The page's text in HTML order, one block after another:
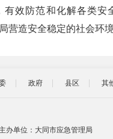
有效防范和化解各类安
营造安全稳定的社会环境
政府 县区 其
主办单位：大同市应急管理局